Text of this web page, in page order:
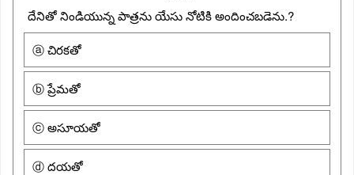
దేనితో నిండియున్న పాత్రను యేసు నోటికి అందించబడెను.?
ⓐ చిరకతో
ⓑ ప్రేమతో
ⓒ అసూయతో
ⓓ దయతో